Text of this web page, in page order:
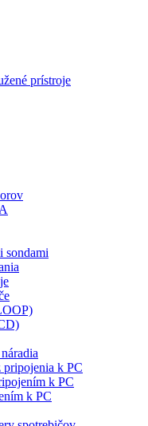
prístroje
sondami
k PC
k PC
k PC